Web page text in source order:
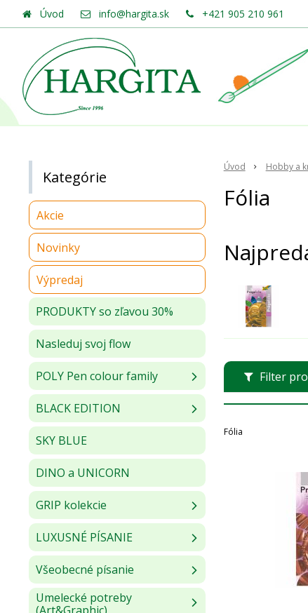
Úvod info@hargita.sk +421 905 210 961
Úvod Hobby a
Fólia
Filter
Fólia
Kategórie
Akcie
Novinky
Výpredaj
PRODUKTY so zľavou 30%
Nasleduj svoj flow
POLY Pen colour family
BLACK EDITION
SKY BLUE
DINO a UNICORN
GRIP kolekcie
LUXUSNÉ PÍSANIE
Všeobecné písanie
Umelecké potreby